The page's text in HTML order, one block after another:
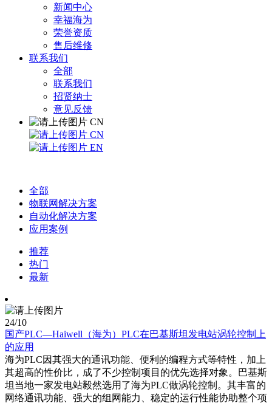
新闻中心
幸福海为
荣誉资质
售后维修
联系我们
全部
联系我们
招贤纳士
意见反馈
CN
CN
EN
全部
物联网解决方案
自动化解决方案
应用案例
推荐
热门
最新
24/10
国产PLC—Haiwell（海为）PLC在巴基斯坦发电站涡轮控制上
的应用
海为PLC因其强大的通讯功能、便利的编程方式等特性，加上
其超高的性价比，成了不少控制项目的优先选择对象。巴基斯
坦当地一家发电站毅然选用了海为PLC做涡轮控制。其丰富的
网络通讯功能、强大的组网能力、稳定的运行性能协助整个项